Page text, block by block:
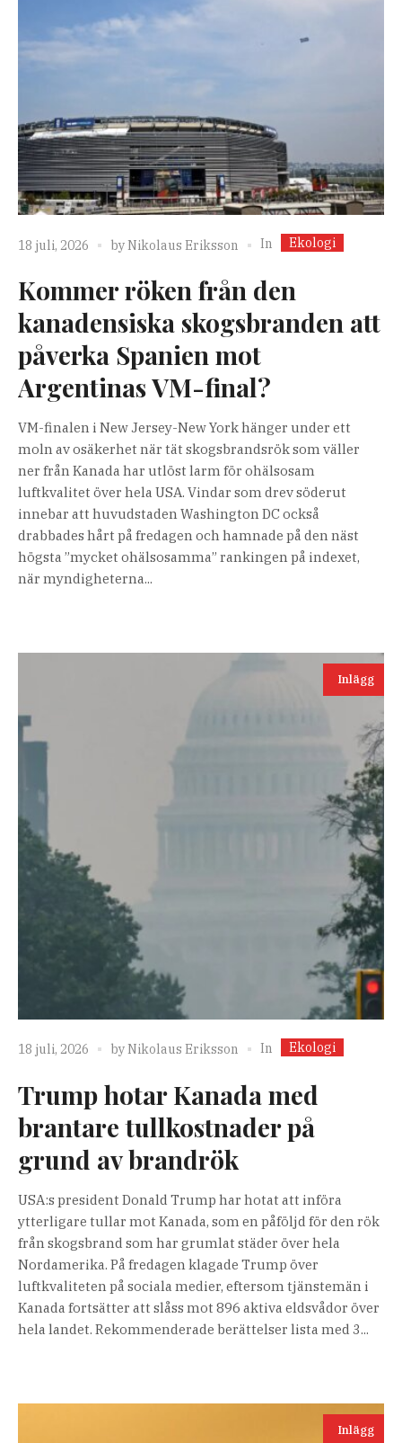
18 juli, 2026 byNikolaus Eriksson In Ekologi
Kommer röken från den
kanadensiska skogsbranden att
påverka Spanien mot
Argentinas VM-final?
VM-finalen i New Jersey-New York hänger under ett
moln av osäkerhet när tät skogsbrandsrök som väller
ner från Kanada har utlöst larm för ohälsosam
luftkvalitet över hela USA. Vindar som drev söderut
innebar att huvudstaden Washington DC också
drabbades hårt på fredagen och hamnade på den näst
högsta ”mycket ohälsosamma” rankingen på indexet,
när myndigheterna...
Inlägg
18 juli, 2026 byNikolaus Eriksson In Ekologi
Trump hotar Kanada med
brantare tullkostnader på
grund av brandrök
USA:s president Donald Trump har hotat att införa
ytterligare tullar mot Kanada, som en påföljd för den rök
från skogsbrand som har grumlat städer över hela
Nordamerika. På fredagen klagade Trump över
luftkvaliteten på sociala medier, eftersom tjänstemän i
Kanada fortsätter att slåss mot 896 aktiva eldsvådor över
hela landet. Rekommenderade berättelser lista med 3...
Inlägg